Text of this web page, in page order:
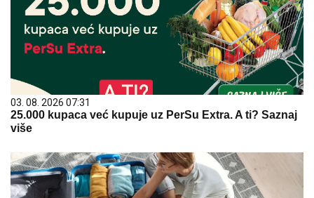
03. 08. 2026 07:31
25.000 kupaca već kupuje uz PerSu Extra. A ti? Saznaj
više